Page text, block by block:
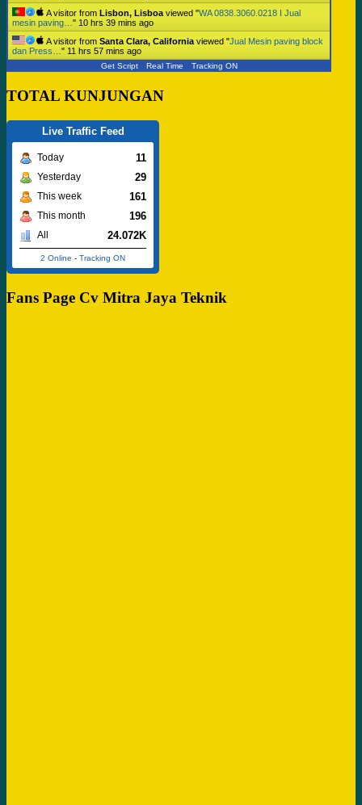
A visitor from Lisbon, Lisboa viewed "WA 0838.3060.0218 I Jual
mesin paving… " 10 hrs 39 mins ago
A visitor from Santa Clara, California viewed "Jual Mesin paving block
dan Press… " 11 hrs 57 mins ago
Get Script Real Time Tracking ON
TOTAL KUNJUNGAN
Live Traffic Feed
Today 11
Yesterday 29
This week 161
This month 196
All 24.072K
2 Online - Tracking ON
Fans Page Cv Mitra Jaya Teknik